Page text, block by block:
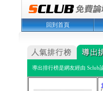
回到首頁
導出排行榜是網友經由 Sclub